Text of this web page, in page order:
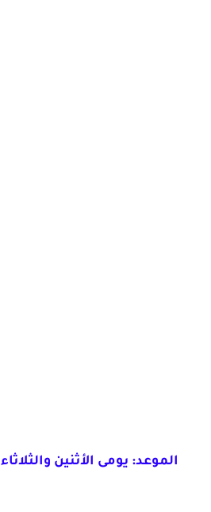
الموعد: يومى الأثنين والثلاثاء ١٩ & ٢٠ ديسمبر٢٠٢٢